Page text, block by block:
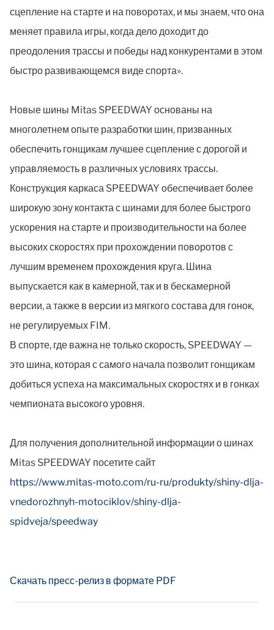
сцепление на старте и на поворотах, и мы знаем, что она
меняет правила игры, когда дело доходит до
преодоления трассы и победы над конкурентами в этом
быстро развивающемся виде спорта».
Новые шины Mitas SPEEDWAY основаны на
многолетнем опыте разработки шин, призванных
обеспечить гонщикам лучшее сцепление с дорогой и
управляемость в различных условиях трассы.
Конструкция каркаса SPEEDWAY обеспечивает более
широкую зону контакта с шинами для более быстрого
ускорения на старте и производительности на более
высоких скоростях при прохождении поворотов с
лучшим временем прохождения круга. Шина
выпускается как в камерной, так и в бескамерной
версии, а также в версии из мягкого состава для гонок,
не регулируемых FIM.
В спорте, где важна не только скорость, SPEEDWAY —
это шина, которая с самого начала позволит гонщикам
добиться успеха на максимальных скоростях и в гонках
чемпионата высокого уровня.
Для получения дополнительной информации о шинах
Mitas SPEEDWAY посетите сайт
https://www.mitas-moto.com/ru-ru/produkty/shiny-dlja-
vnedorozhnyh-motociklov/shiny-dlja-
spidveja/speedway
Скачать пресс-релиз в формате PDF